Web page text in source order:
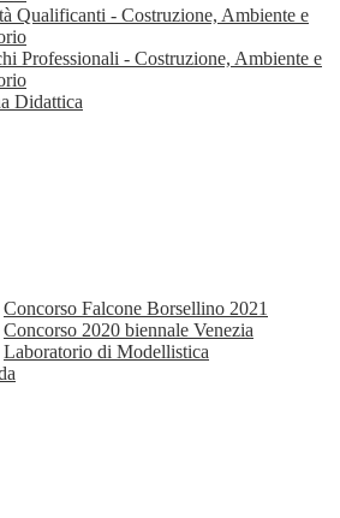
Qualificanti - Costruzione, Ambiente e
Professionali - Costruzione, Ambiente e
Didattica
Concorso Falcone Borsellino 2021
Concorso 2020 biennale Venezia
Laboratorio di Modellistica